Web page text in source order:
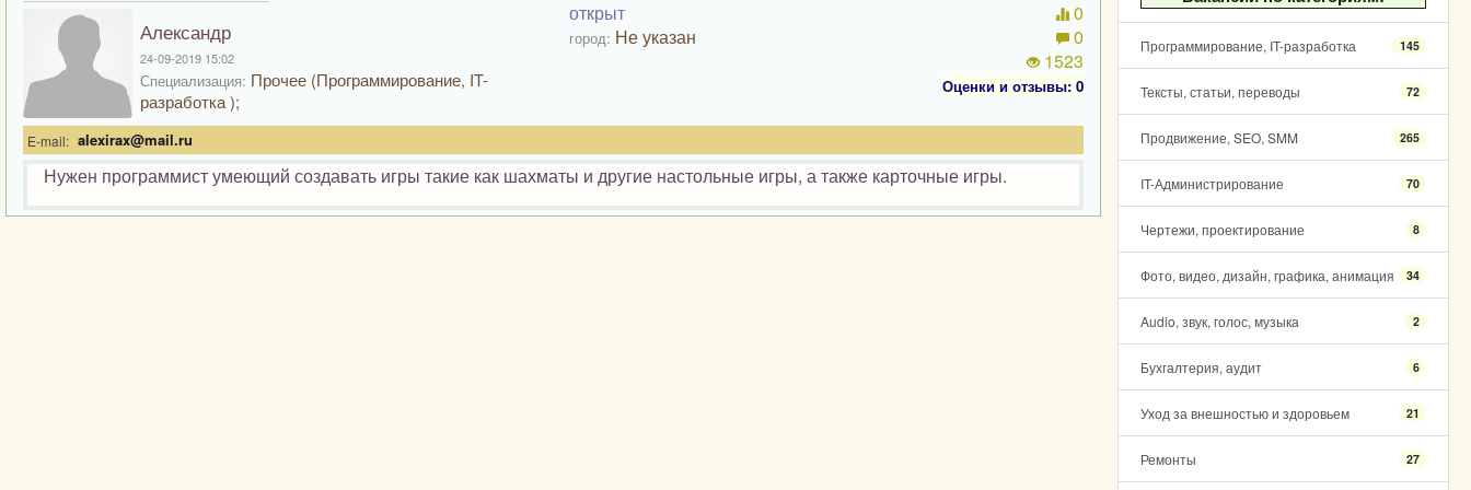
Программирование, IT-разработка 145
Тексты, статьи, переводы 72
Продвижение, SEO, SMM 265
IT-Администрирование 70
Чертежи, проектирование 8
Фото, видео, дизайн, графика, анимация 34
Audio, звук, голос, музыка 2
Бухгалтерия, аудит 6
Уход за внешностью и здоровьем 21
Ремонты 27
Александр
24-09-2019 15:02
Специализация: Прочее (Программирование, IT-
разработка );
открыт
город: Не указан
0
0
1523
Оценки и отзывы: 0
E-mail: alexirax@mail.ru
Нужен программист умеющий создавать игры такие как шахматы и другие настольные игры, а также карточные игры.